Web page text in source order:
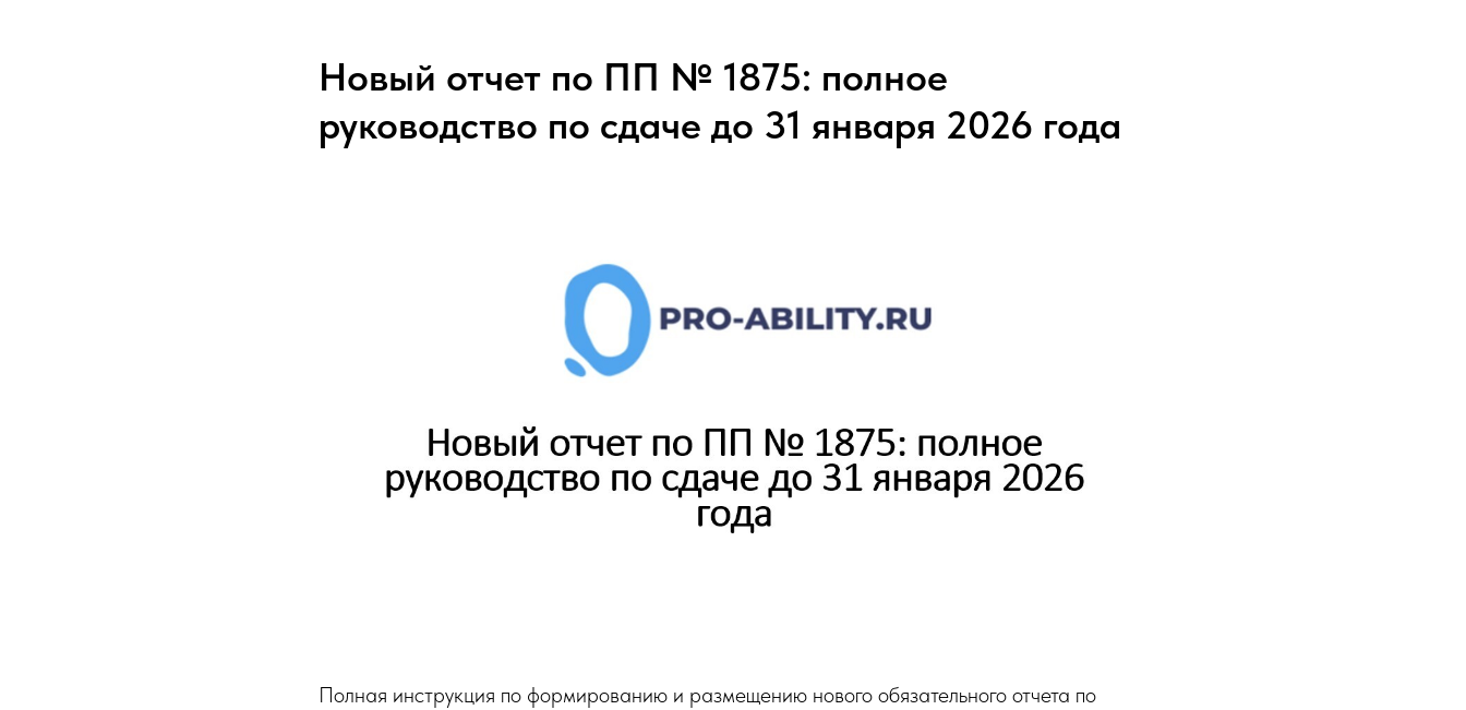
Новый отчет по ПП № 1875: полное
руководство по сдаче до 31 января 2026 года
Полная инструкция по формированию и размещению нового обязательного отчета по